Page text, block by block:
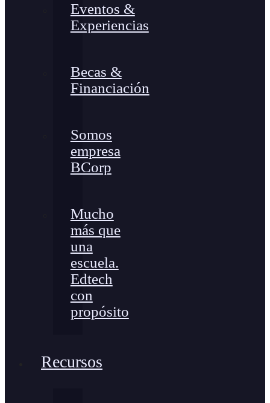
Eventos &
Experiencias
Becas &
Financiación
Somos
empresa
BCorp
Mucho
más que
una
escuela.
Edtech
con
propósito
Recursos